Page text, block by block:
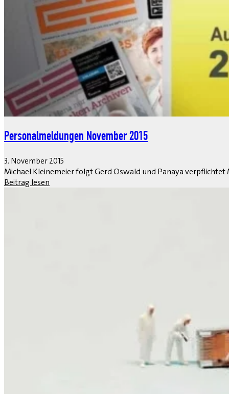
Personalmeldungen November 2015
3. November 2015
Michael Kleinemeier folgt Gerd Oswald und Panaya verpflichtet
Beitrag lesen